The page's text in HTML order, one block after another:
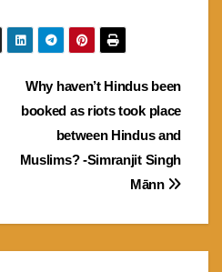
Why haven’t Hindus been
booked as riots took place
between Hindus and
Muslims? -Simranjit Singh
Mānn